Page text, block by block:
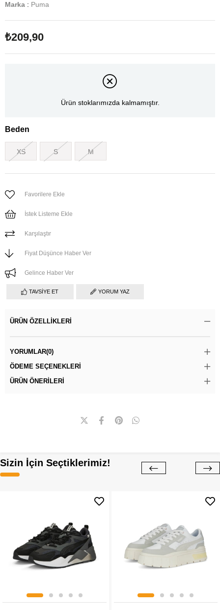
Marka : Puma
₺209,90
Ürün stoklarımızda kalmamıştır.
Beden
XS S M
Favorilere Ekle
İstek Listeme Ekle
Karşılaştır
Fiyat Düşünce Haber Ver
Gelince Haber Ver
TAVSIYE ET YORUM YAZ
ÜRÜN ÖZELLIKLERI
YORUMLAR(0)
ÖDEME SEÇENEKLERI
ÜRÜN ÖNERILERI
Sizin İçin Seçtiklerimiz!